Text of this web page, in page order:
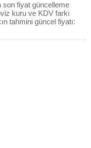
son fiyat güncelleme
kuru ve KDV farkı
tahmini güncel fiyatı: